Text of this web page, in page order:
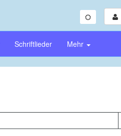
Schriftlieder Mehr